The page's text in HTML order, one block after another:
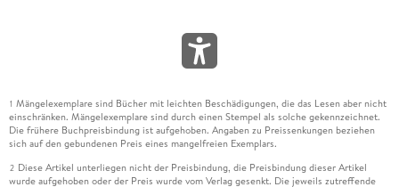
1 Mängelexemplare sind Bücher mit leichten Beschädigungen, die das Lesen aber nicht
einschränken. Mängelexemplare sind durch einen Stempel als solche gekennzeichnet.
Die frühere Buchpreisbindung ist aufgehoben. Angaben zu Preissenkungen beziehen
sich auf den gebundenen Preis eines mangelfreien Exemplars.
2 Diese Artikel unterliegen nicht der Preisbindung, die Preisbindung dieser Artikel
wurde aufgehoben oder der Preis wurde vom Verlag gesenkt. Die jeweils zutreffende